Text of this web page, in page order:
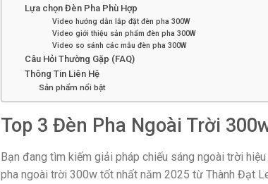
Lựa chọn Đèn Pha Phù Hợp
Video hướng dẫn lắp đặt đèn pha 300W
Video giới thiệu sản phẩm đèn pha 300W
Video so sánh các mẫu đèn pha 300W
Câu Hỏi Thường Gặp (FAQ)
Thông Tin Liên Hệ
Sản phẩm nổi bật
Top 3 Đèn Pha Ngoài Trời
Bạn đang tìm kiếm giải pháp chiếu sáng ngoài trời
pha ngoài trời 300w tốt nhất năm 2025 từ Thành Đạt